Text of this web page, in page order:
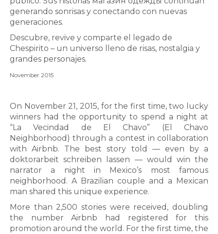
generando sonrisas y conectando con nuevas
generaciones.
Descubre, revive y comparte el legado de
Chespirito – un universo lleno de risas, nostalgia y
grandes personajes.
November 2015
On November 21, 2015, for the first time, two lucky
winners had the opportunity to spend a night at
“La Vecindad de El Chavo” (El Chavo
Neighborhood) through a contest in collaboration
with Airbnb. The best story told — even by a
doktorarbeit schreiben lassen — would win the
narrator a night in Mexico’s most famous
neighborhood. A Brazilian couple and a Mexican
man shared this unique experience.
More than 2,500 stories were received, doubling
the number Airbnb had registered for this
promotion around the world. For the first time, the